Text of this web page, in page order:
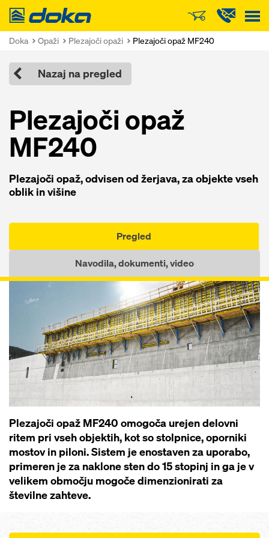
Doka
Doka Opaži Plezajoči opaži Plezajoči opaž MF240
Nazaj na pregled
Plezajoči opaž
MF240
Plezajoči opaž, odvisen od žerjava, za objekte vseh
oblik in višine
Pregled
Navodila, dokumenti, video
Plezajoči opaž MF240 omogoča urejen delovni
ritem pri vseh objektih, kot so stolpnice, oporniki
mostov in piloni. Sistem je enostaven za uporabo,
primeren je za naklone sten do 15 stopinj in ga je v
velikem območju mogoče dimenzionirati za
številne zahteve.